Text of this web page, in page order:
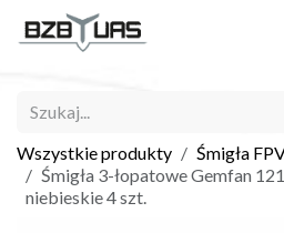
Skip to Content
Wszystkie produkty
Śmigła
Śmigła 3-łopatowe Gemfan
niebieskie 4 szt.